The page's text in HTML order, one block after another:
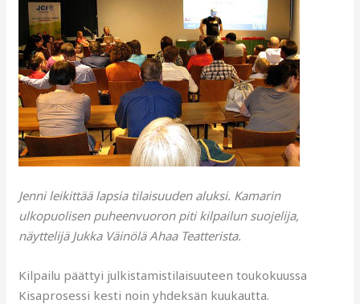
Jenni leikittää lapsia tilaisuuden aluksi. Kamarin
ulkopuolisen puheenvuoron piti kilpailun suojelija,
näyttelijä Jukka Väinölä Ahaa Teatterista.
Kilpailu päättyi julkistamistilaisuuteen toukokuussa
Kisaprosessi kesti noin yhdeksän kuukautta.